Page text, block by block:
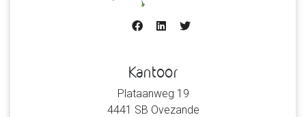
Kantoor
Plataanweg 19
4441 SB Ovezande